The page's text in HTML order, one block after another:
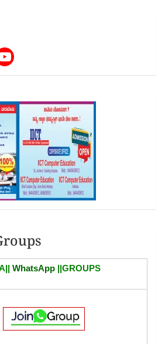
WhatsApp||GROUPS